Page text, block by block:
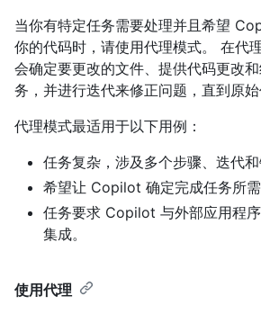
当你有特定任务需要处理并且希望
你的代码时，请使用代理模式。 在代
会确定要更改的文件、提供代码更改
务，并进行迭代来修正问题，直到原始
代理模式最适用于以下用例：
任务复杂，涉及多个步骤、迭代和
希望让 Copilot 确定完成任务所需
任务要求 Copilot 与外部应用程序
集成。
使用代理